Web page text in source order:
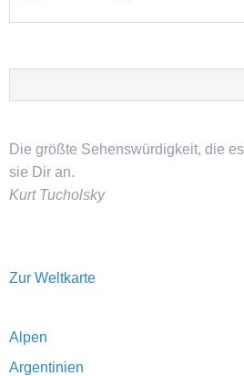
Die größte Sehenswürdigkeit, die
sie Dir an.
Kurt Tucholsky
Zur Weltkarte
Alpen
Argentinien